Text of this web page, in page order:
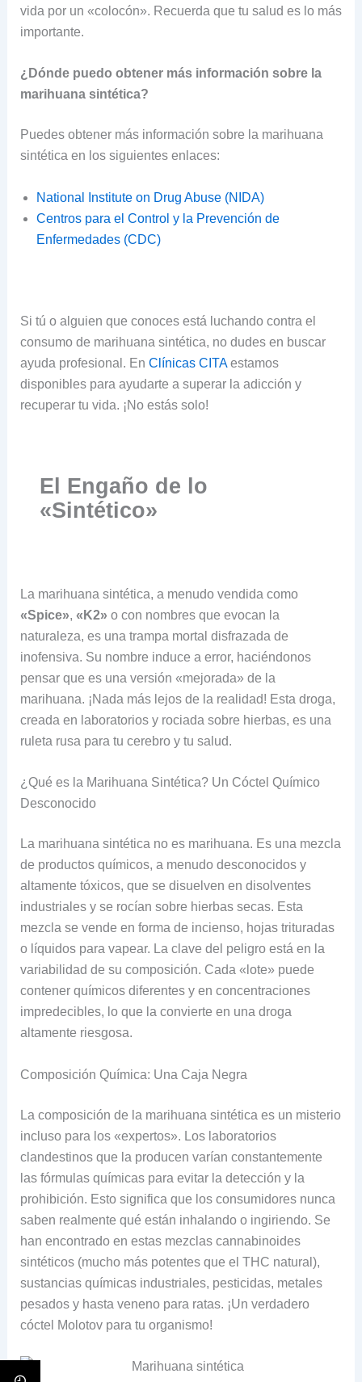
vida por un «colocón». Recuerda que tu salud es lo más
importante.
¿Dónde puedo obtener más información sobre la
marihuana sintética?
Puedes obtener más información sobre la marihuana
sintética en los siguientes enlaces:
National Institute on Drug Abuse (NIDA)
Centros para el Control y la Prevención de
Enfermedades (CDC)
Si tú o alguien que conoces está luchando contra el
consumo de marihuana sintética, no dudes en buscar
ayuda profesional. En Clínicas CITAestamos
disponibles para ayudarte a superar la adicción y
recuperar tu vida. ¡No estás solo!
El Engaño de lo
«Sintético»
La marihuana sintética, a menudo vendida como
«Spice», «K2» o con nombres que evocan la
naturaleza, es una trampa mortal disfrazada de
inofensiva. Su nombre induce a error, haciéndonos
pensar que es una versión «mejorada» de la
marihuana. ¡Nada más lejos de la realidad! Esta droga,
creada en laboratorios y rociada sobre hierbas, es una
ruleta rusa para tu cerebro y tu salud.
¿Qué es la Marihuana Sintética? Un Cóctel Químico
Desconocido
La marihuana sintética no es marihuana. Es una mezcla
de productos químicos, a menudo desconocidos y
altamente tóxicos, que se disuelven en disolventes
industriales y se rocían sobre hierbas secas. Esta
mezcla se vende en forma de incienso, hojas trituradas
o líquidos para vapear. La clave del peligro está en la
variabilidad de su composición. Cada «lote» puede
contener químicos diferentes y en concentraciones
impredecibles, lo que la convierte en una droga
altamente riesgosa.
Composición Química: Una Caja Negra
La composición de la marihuana sintética es un misterio
incluso para los «expertos». Los laboratorios
clandestinos que la producen varían constantemente
las fórmulas químicas para evitar la detección y la
prohibición. Esto significa que los consumidores nunca
saben realmente qué están inhalando o ingiriendo. Se
han encontrado en estas mezclas cannabinoides
sintéticos (mucho más potentes que el THC natural),
sustancias químicas industriales, pesticidas, metales
pesados y hasta veneno para ratas. ¡Un verdadero
cóctel Molotov para tu organismo!